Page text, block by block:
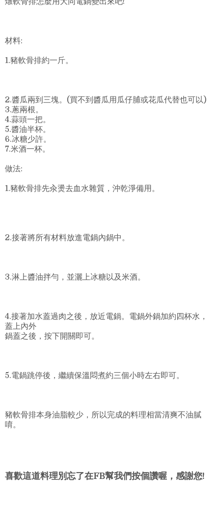
材料:
1.豬軟骨排約一斤。
2.醬瓜兩到三塊。(買不到醬瓜用瓜仔脯或花瓜代替也可以)
3.蔥兩根。
4.蒜頭一把。
5.醬油半杯。
6.冰糖少許。
7.米酒一杯。
做法:
1.豬軟骨排先汆燙去血水雜質，沖乾淨備用。
2.接著將所有材料放進電鍋內鍋中。
3.淋上醬油拌勻，並灑上冰糖以及米酒。
4.接著加水蓋過肉之後，放近電鍋。電鍋外鍋加約四杯水，
蓋上內外
鍋蓋之後，按下開關即可。
5.電鍋跳停後，繼續保溫悶煮約三個小時左右即可。
豬軟骨排本身油脂較少，所以完成的料理相當清爽不油膩
唷。
喜歡這道料理別忘了在FB幫我們按個讚喔，感謝您!